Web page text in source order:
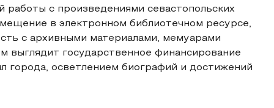
работы с произведениями севастопольских
в электронном библиотечном ресурсе,
с архивными материалами, мемуарами
выглядит государственное финансирование
города, осветлением биографий и достижений